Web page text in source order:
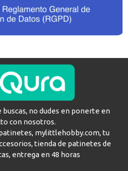
buscas, no dudes en ponerte en
con nosotros.
mylittlehobby.com, tu
tienda de patinetes de
entrega en 48 horas